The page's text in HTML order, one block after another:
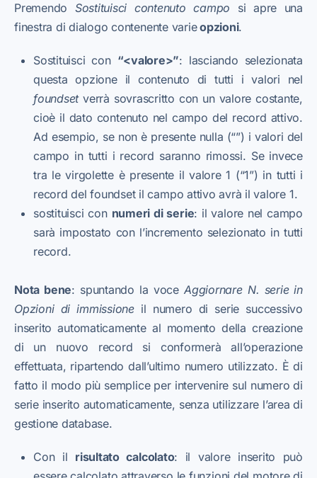
Premendo Sostituisci contenuto campo si apre una
finestra di dialogo contenente varieopzioni.
Sostituisci con “<valore>”: lasciando selezionata
questa opzione il contenuto di tutti i valori nel
foundsetverrà sovrascritto con un valore costante,
cioè il dato contenuto nel campo del record attivo.
Ad esempio, se non è presente nulla (“”) i valori del
campo in tutti i record saranno rimossi. Se invece
tra le virgolette è presente il valore 1 (“1”) in tutti i
record del foundset il campo attivo avrà il valore 1.
sostituisci con numeri di serie: il valore nel campo
sarà impostato con l’incremento selezionato in tutti
record.
Nota bene: spuntando la voceAggiornare N. serie in
Opzioni di immissioneil numero di serie successivo
inserito automaticamente al momento della creazione
di un nuovo record si conformerà all’operazione
effettuata, ripartendo dall’ultimo numero utilizzato. È di
fatto il modo più semplice per intervenire sul numero di
serie inserito automaticamente, senza utilizzare l’area di
gestione database.
Con il risultato calcolato: il valore inserito può